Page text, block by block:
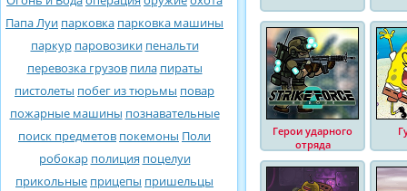
Папа Луи парковка парковка машины
паркур паровозики пенальти
перевозка грузов пила пираты
пистолеты побег из тюрьмы повар
пожарные машины познавательные
поиск предметов покемоны Поли
робокар полиция поцелуи
прикольные прицепы пришельцы
Герои ударного
отряда